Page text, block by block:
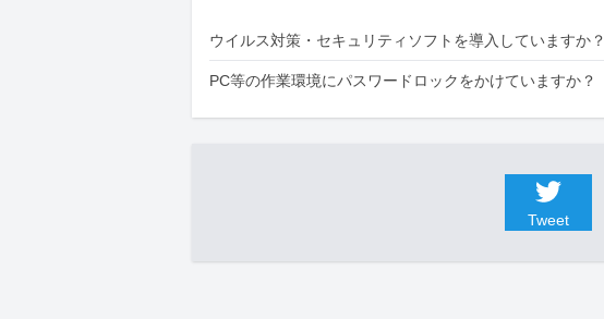
ウイルス対策・セキュリティソフトを導入していますか？
PC等の作業環境にパスワードロックをかけていますか？
Tweet